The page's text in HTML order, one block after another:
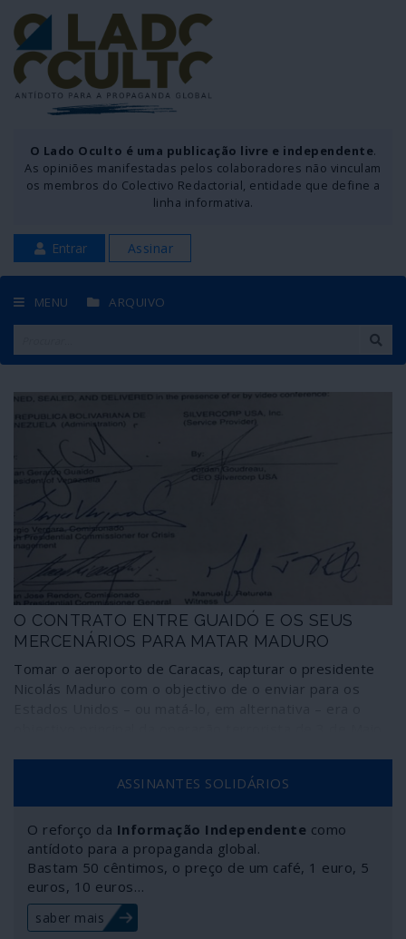
O Lado Oculto é uma publicação livre e independente.
As opiniões manifestadas pelos colaboradores não vinculam
os membros do Colectivo Redactorial, entidade que define a
linha informativa.
Entrar Assinar
MENU ARQUIVO
O CONTRATO ENTRE GUAIDÓ E OS SEUS
MERCENÁRIOS PARA MATAR MADURO
Tomar o aeroporto de Caracas, capturar o presidente
Nicolás Maduro com o objectivo de o enviar para os
especiais dos Estados Unidos – capturados na ocasião.
A acção está expressa como “objectivo principal” no
contrato estabelecido entre o chefe fascista Juan
Guaidó, auto-intitulado “presidente interino”, e a
empresa de mercenários Silvercorp, da Florida,
igualmente prestadora de serviços ao actual presidente
dos Estados Unidos. Conheça os meandros do contrato
e os métodos de gestão pretendidos por Guaidó, o
ASSINANTES SOLIDÁRIOS
O reforço da Informação Independente como
antídoto para a propaganda global.
Bastam 50 cêntimos, o preço de um café, 1 euro, 5
euros, 10 euros…
saber mais